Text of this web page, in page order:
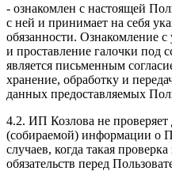
- ознакомлен с настоящей
с ней и принимает на себя
обязанности. Ознакомление
и проставление галочки под
является письменным
хранение, обработку и
данных предоставляемых
4.2. ИП Козлова не проверяет
(собираемой) информации о
случаев, когда такая
обязательств перед